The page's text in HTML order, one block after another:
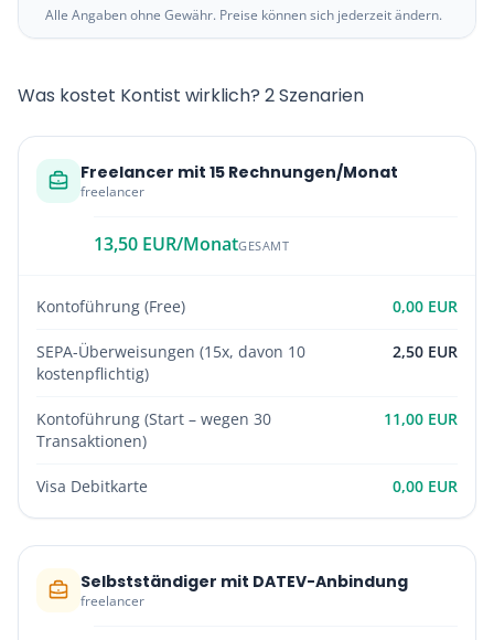
Alle Angaben ohne Gewähr. Preise können sich jederzeit ändern.
Was kostet Kontist wirklich? 2 Szenarien
Freelancer mit 15 Rechnungen/Monat
freelancer
13,50 EUR/MonatGESAMT
Kontoführung (Free) 0,00 EUR
SEPA-Überweisungen (15x, davon 10
kostenpflichtig)
2,50 EUR
Kontoführung (Start – wegen 30
Transaktionen)
11,00 EUR
Visa Debitkarte 0,00 EUR
Selbstständiger mit DATEV-Anbindung
freelancer